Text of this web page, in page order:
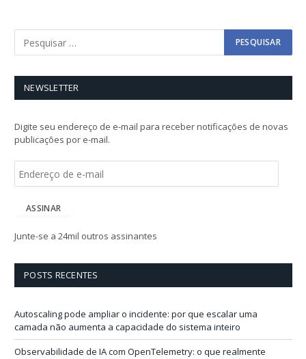
NEWSLETTER
Digite seu endereço de e-mail para receber notificações de novas
publicações por e-mail.
e
ç
i
ASSINAR
Junte-se a 24mil outros assinantes
POSTS RECENTES
Autoscaling pode ampliar o incidente: por que escalar uma
camada não aumenta a capacidade do sistema inteiro
Observabilidade de IA com OpenTelemetry: o que realmente